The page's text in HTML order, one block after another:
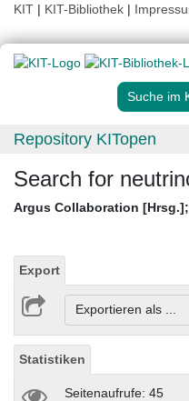
KIT | KIT-Bibliothek |
Suche im
Repository KITopen
Search for
Argus Collaboration [Hrsg.];
Export
Exportieren als ...
Statistiken
Seitenaufrufe: 45